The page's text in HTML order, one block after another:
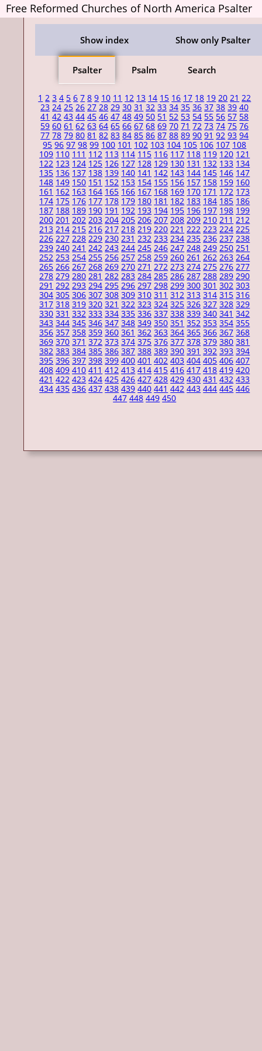
Free Reformed Churches of North America Psalter
Show index Show only Psalter
Psalter Psalm Search
1 2 3 4 5 6 7 8 9 10 11 12 13 14 15 16 17 18 19 20 21 22
23 24 25 26 27 28 29 30 31 32 33 34 35 36 37 38 39 40
41 42 43 44 45 46 47 48 49 50 51 52 53 54 55 56 57 58
59 60 61 62 63 64 65 66 67 68 69 70 71 72 73 74 75 76
77 78 79 80 81 82 83 84 85 86 87 88 89 90 91 92 93 94
95 96 97 98 99 100 101 102 103 104 105 106 107 108
109 110 111 112 113 114 115 116 117 118 119 120 121
122 123 124 125 126 127 128 129 130 131 132 133 134
135 136 137 138 139 140 141 142 143 144 145 146 147
148 149 150 151 152 153 154 155 156 157 158 159 160
161 162 163 164 165 166 167 168 169 170 171 172 173
174 175 176 177 178 179 180 181 182 183 184 185 186
187 188 189 190 191 192 193 194 195 196 197 198 199
200 201 202 203 204 205 206 207 208 209 210 211 212
213 214 215 216 217 218 219 220 221 222 223 224 225
226 227 228 229 230 231 232 233 234 235 236 237 238
239 240 241 242 243 244 245 246 247 248 249 250 251
252 253 254 255 256 257 258 259 260 261 262 263 264
265 266 267 268 269 270 271 272 273 274 275 276 277
278 279 280 281 282 283 284 285 286 287 288 289 290
291 292 293 294 295 296 297 298 299 300 301 302 303
304 305 306 307 308 309 310 311 312 313 314 315 316
317 318 319 320 321 322 323 324 325 326 327 328 329
330 331 332 333 334 335 336 337 338 339 340 341 342
343 344 345 346 347 348 349 350 351 352 353 354 355
356 357 358 359 360 361 362 363 364 365 366 367 368
369 370 371 372 373 374 375 376 377 378 379 380 381
382 383 384 385 386 387 388 389 390 391 392 393 394
395 396 397 398 399 400 401 402 403 404 405 406 407
408 409 410 411 412 413 414 415 416 417 418 419 420
421 422 423 424 425 426 427 428 429 430 431 432 433
434 435 436 437 438 439 440 441 442 443 444 445 446
447 448 449 450